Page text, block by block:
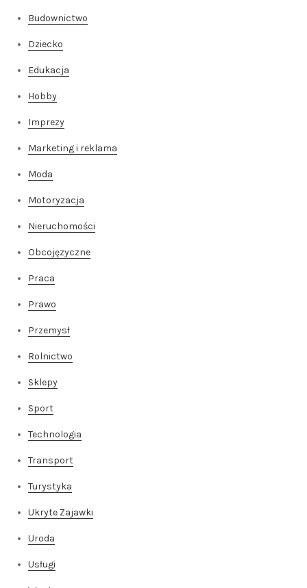
Budownictwo
Dziecko
Edukacja
Hobby
Imprezy
Marketing i reklama
Moda
Motoryzacja
Nieruchomości
Obcojęzyczne
Praca
Prawo
Przemysł
Rolnictwo
Sklepy
Sport
Technologia
Transport
Turystyka
Ukryte Zajawki
Uroda
Usługi